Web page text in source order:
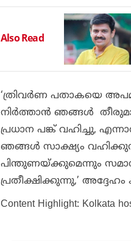
Also Read
‘ത്രിവർണ പതാകയെ
നിർത്താൻ ഞങ്ങൾ
പ്രധാന പങ്ക് വഹിച്ചു,
ഞങ്ങൾ സാക്ഷ്യം
പിന്തുണയ്ക്കുമെന്നും
പ്രതീക്ഷിക്കുന്നു,’ അദ്ദേഹം
Content Highlight: Kolkata